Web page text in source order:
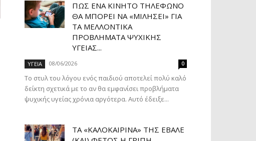
ΠΏΣ ΈΝΑ ΚΙΝΗΤΌ ΤΗΛΈΦΩΝΟ
ΘΑ ΜΠΟΡΕΊ ΝΑ «ΜΙΛΉΣΕΙ» ΓΙΑ
ΤΑ ΜΕΛΛΟΝΤΙΚΆ
ΠΡΟΒΛΉΜΑΤΑ ΨΥΧΙΚΉΣ
ΥΓΕΊΑΣ...
ΥΓΕΙΑ 08/06/2026 0
Το στυλ του λόγου ενός παιδιού αποτελεί πολύ καλό
δείκτη σχετικά με το αν θα εμφανίσει προβλήματα
ψυχικής υγείας χρόνια αργότερα. Αυτό έδειξε...
ΤΑ «ΚΑΛΟΚΑΙΡΙΝΆ» ΤΗΣ ΈΒΑΛΕ